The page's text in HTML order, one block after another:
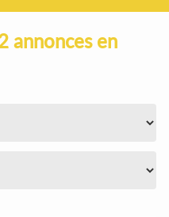
annonces en